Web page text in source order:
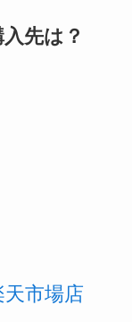
先は？
市場店